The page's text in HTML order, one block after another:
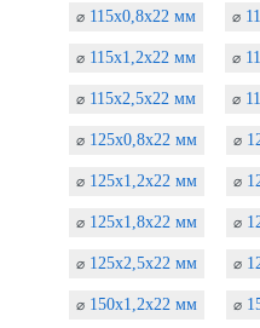
⌀115х0,8х22 мм ⌀
⌀115х1,2х22 мм ⌀
⌀115х2,5х22 мм ⌀
⌀125х0,8х22 мм ⌀
⌀125х1,2х22 мм ⌀
⌀125х1,8х22 мм ⌀
⌀125х2,5х22 мм ⌀
⌀150х1,2х22 мм ⌀